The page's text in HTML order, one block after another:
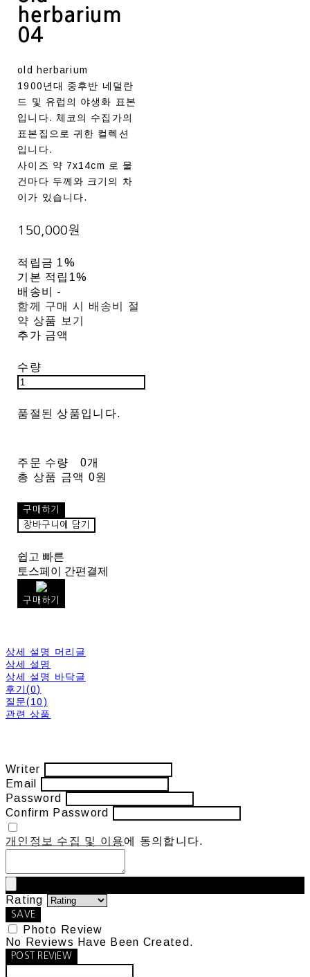
herbarium
04
old herbarium
1900년대 중후반 네덜란
드 및 유럽의 야생화 표본
입니다. 체코의 수집가의
표본집으로 귀한 컬렉션
입니다.
사이즈 약 7x14cm 로 물
건마다 두께와 크기의 차
이가 있습니다.
150,000원
적립금 1%
기본 적립 1%
배송비 -
함께 구매 시 배송비 절
약 상품 보기
추가 금액
수량
품절된 상품입니다.
주문 수량
0개
총 상품 금액 0원
구매하기
장바구니에 담기
쉽고 빠른
토스페이 간편결제
구매하기
상세 설명 머리글
상세 설명
상세 설명 바닥글
후기(0)
질문(10)
관련 상품
Writer
Email
Password
Confirm Password
개인정보 수집 및 이용에 동의합니다.
Rating
SAVE
Photo Review
No Reviews Have Been Created.
POST REVIEW